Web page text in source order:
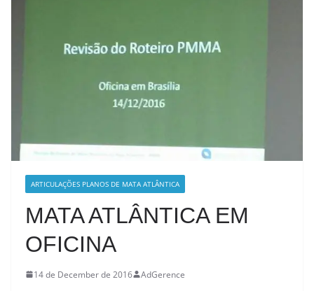
ARTICULAÇÕES PLANOS DE MATA ATLÂNTICA
MATA ATLÂNTICA EM
OFICINA
14 de December de 2016 AdGerence